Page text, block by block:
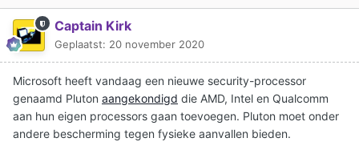
Captain Kirk
Geplaatst: 20 november 2020
Microsoft heeft vandaag een nieuwe security-processor
genaamd Pluton aangekondigd die AMD, Intel en Qualcomm
aan hun eigen processors gaan toevoegen. Pluton moet onder
andere bescherming tegen fysieke aanvallen bieden.